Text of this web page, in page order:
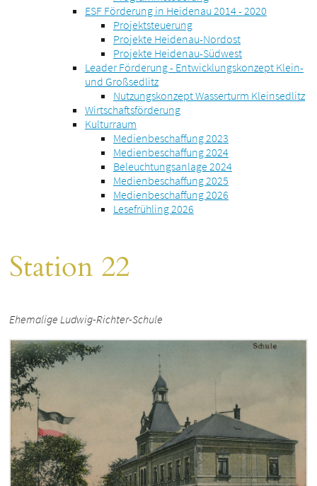
ESF Förderung in Heidenau 2014 - 2020
Projektsteuerung
Projekte Heidenau-Nordost
Projekte Heidenau-Südwest
Leader Förderung - Entwicklungskonzept Klein-
und Großsedlitz
Nutzungskonzept Wasserturm Kleinsedlitz
Wirtschaftsförderung
Kulturraum
Medienbeschaffung 2023
Medienbeschaffung 2024
Beleuchtungsanlage 2024
Medienbeschaffung 2025
Medienbeschaffung 2026
Lesefrühling 2026
Station 22
Ehemalige Ludwig-Richter-Schule